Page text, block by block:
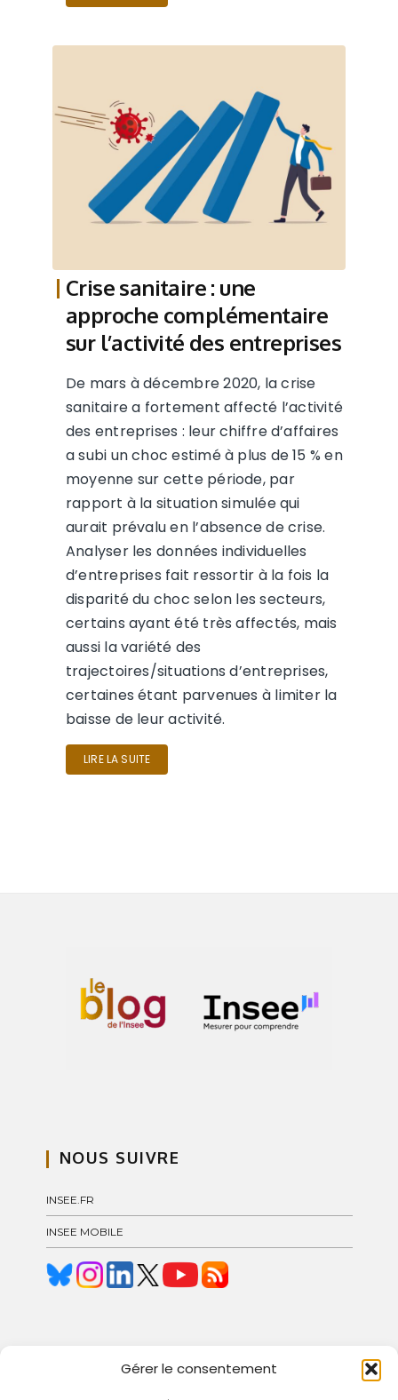
Gérer le consentement
Crise sanitaire : une
approche complémentaire
sur l’activité des entreprises
De mars à décembre 2020, la crise
sanitaire a fortement affecté l’activité
des entreprises : leur chiffre d’affaires
a subi un choc estimé à plus de 15 % en
moyenne sur cette période, par
rapport à la situation simulée qui
aurait prévalu en l’absence de crise.
Analyser les données individuelles
d’entreprises fait ressortir à la fois la
disparité du choc selon les secteurs,
certains ayant été très affectés, mais
aussi la variété des
trajectoires/situations d’entreprises,
certaines étant parvenues à limiter la
baisse de leur activité.
LIRE LA SUITE
NOUS SUIVRE
INSEE.FR
INSEE MOBILE